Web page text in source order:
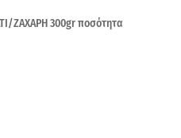
ΖΑΧΑΡΗ 300gr ποσότητα